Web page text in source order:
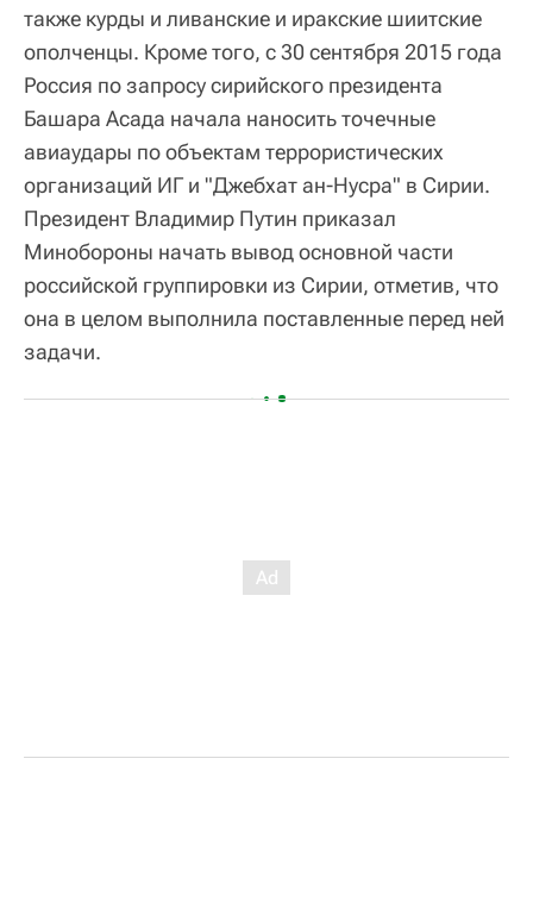
также курды и ливанские и иракские шиитские
ополченцы. Кроме того, с 30 сентября 2015 года
Россия по запросу сирийского президента
Башара Асада начала наносить точечные
авиаудары по объектам террористических
организаций ИГ и "Джебхат ан-Нусра" в Сирии.
Президент Владимир Путин приказал
Минобороны начать вывод основной части
российской группировки из Сирии, отметив, что
она в целом выполнила поставленные перед ней
задачи.